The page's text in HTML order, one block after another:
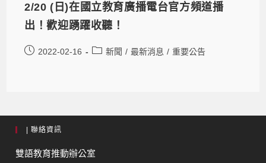
2/20 (日)在國立教育廣播電台官方頻道播
出！歡迎踴躍收聽！
2022-02-16 新聞 / 最新消息 / 重要公告
| 聯絡資訊
雙語教育推動辦公室